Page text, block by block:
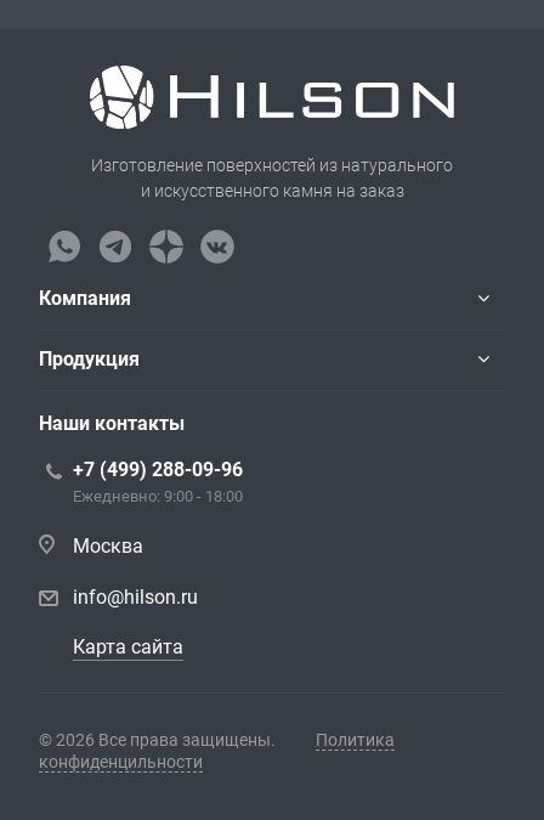
Изготовление поверхностей из натурального
и искусственного камня на заказ
Компания
Продукция
Наши контакты
+7 (499) 288-09-96
Ежедневно: 9:00 - 18:00
Москва
info@hilson.ru
Карта сайта
© 2026 Все права защищены.
Политика
конфиденцильности